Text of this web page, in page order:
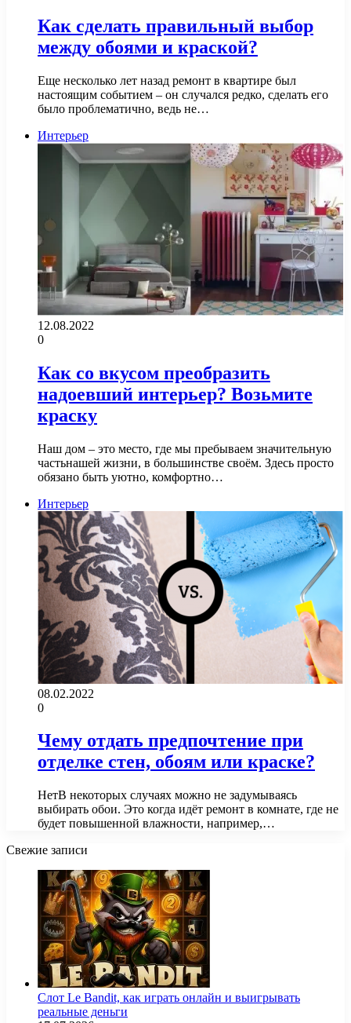
Как сделать правильный выбор
между обоями и краской?
Еще несколько лет назад ремонт в квартире был
настоящим событием – он случался редко, сделать его
было проблематично, ведь не…
Интерьер
12.08.2022
0
Как со вкусом преобразить
надоевший интерьер? Возьмите
краску
Наш дом – это место, где мы пребываем значительную
частьнашей жизни, в большинстве своём. Здесь просто
обязано быть уютно, комфортно…
Интерьер
08.02.2022
0
Чему отдать предпочтение при
отделке стен, обоям или краске?
НетВ некоторых случаях можно не задумываясь
выбирать обои. Это когда идёт ремонт в комнате, где не
будет повышенной влажности, например,…
Свежие записи
Слот Le Bandit, как играть онлайн и выигрывать
реальные деньги